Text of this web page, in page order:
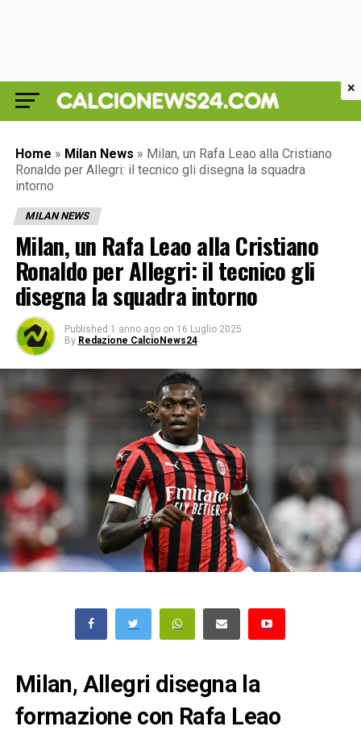
Home » Milan News » Milan, un Rafa Leao alla Cristiano
Ronaldo per Allegri: il tecnico gli disegna la squadra
intorno
MILAN NEWS
Milan, un Rafa Leao alla Cristiano
Ronaldo per Allegri: il tecnico gli
disegna la squadra intorno
Published 1 anno ago on 16 Luglio 2025
By Redazione CalcioNews24
Milan, Allegri disegna la
formazione con Rafa Leao
×